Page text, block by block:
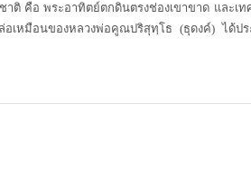
ติ คือ พระอาทิตย์ตกดินตรงช่องเขาขาด และเ
หมือนของหลวงพ่อคูณปริสุทฺโธ (ธุดงค์) ได้ปร